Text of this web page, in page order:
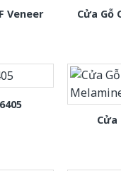
Veneer
Cửa Gỗ
Cửa